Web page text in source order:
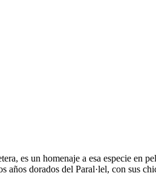
es un homenaje a esa especie en
dorados del Paral·lel, con sus